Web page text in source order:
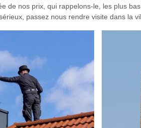
de nos prix, qui rappelons-le, les plus
passez nous rendre visite dans la